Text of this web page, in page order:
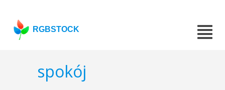
RGBSTOCK
spokój